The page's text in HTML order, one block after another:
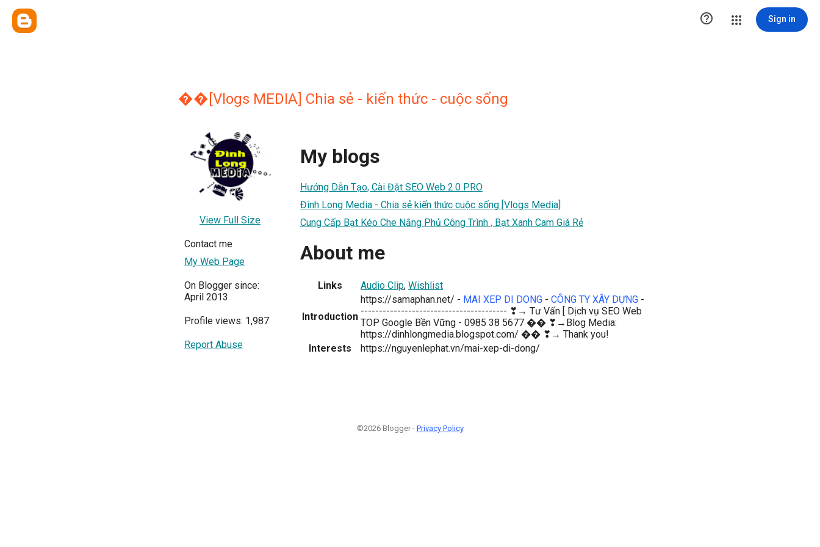
 Sign in
��[Vlogs MEDIA] Chia sẻ - kiến thức - cuộc sống
View Full Size
Contact me
My Web Page
On Blogger since:
April 2013
Profile views: 1,987
Report Abuse
My blogs
Hướng Dẫn Tạo, Cài Đặt SEO Web 2.0 PRO
Đình Long Media - Chia sẻ kiến thức cuộc sống [Vlogs Media]
Cung Cấp Bạt Kéo Che Nắng Phủ Công Trình , Bạt Xanh Cam Giá Rẻ
About me
Links Audio Clip, Wishlist
Introduction
https://samaphan.net/ - MAI XEP DI DONG - CÔNG TY XÂY DỰNG -
---------------------------------------- ❣→ Tư Vấn [ Dịch vụ SEO Web
TOP Google Bền Vững - 0985 38 5677 �� ❣→Blog Media:
https://dinhlongmedia.blogspot.com/ �� ❣→ Thank you!
Interests
https://nguyenlephat.vn/mai-xep-di-dong/
©2026 Blogger - Privacy Policy